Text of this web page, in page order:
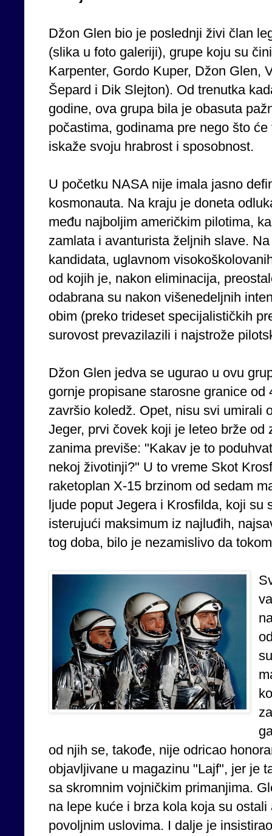
Džon Glen bio je poslednji živi član
(slika u foto galeriji), grupe koju su
Karpenter, Gordo Kuper, Džon Glen,
Šepard i Dik Slejton). Od trenutka
godine, ova grupa bila je obasuta
počastima, godinama pre nego što
iskaže svoju hrabrost i sposobnost.
U početku NASA nije imala jasno
kosmonauta. Na kraju je doneta
među najboljim američkim pilotima,
zamlata i avanturista željnih slave.
kandidata, uglavnom
od kojih je, nakon eliminacija,
odabrana su nakon višenedeljnih
obim (preko trideset specijalističkih
surovost prevazilazili i najstrože
Džon Glen jedva se ugurao u ovu
gornje propisane starosne granice
završio koledž. Opet, nisu svi umirali
Jeger, prvi čovek koji je leteo brže
zanima previše: "Kakav je to
nekoj životinji?" U to vreme Skot
raketoplan X-15 brzinom od sedam
ljude poput Jegera i Krosfilda, koji su
isterujući maksimum iz najluđih,
tog doba, bilo je nezamislivo da
od njih se, takođe, nije odricao
objavljivane u magazinu "Lajf", jer je
sa skromnim vojničkim primanjima.
na lepe kuće i brza kola koja su
povoljnim uslovima. I dalje je